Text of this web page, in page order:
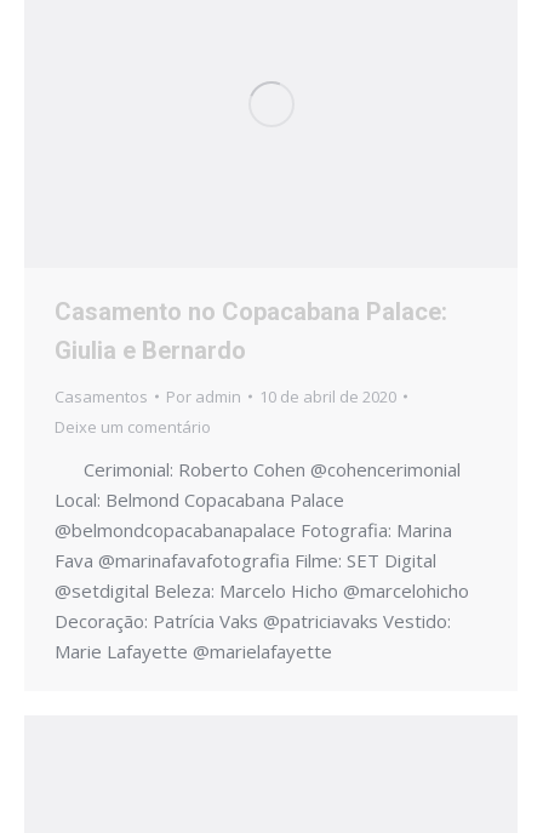
Casamento no Copacabana Palace:
Giulia e Bernardo
Casamentos Por admin
10 de abril de 2020
Deixe um comentário
Cerimonial: Roberto Cohen @cohencerimonial
Local: Belmond Copacabana Palace
@belmondcopacabanapalace Fotografia: Marina
Fava @marinafavafotografia Filme: SET Digital
@setdigital Beleza: Marcelo Hicho @marcelohicho
Decoração: Patrícia Vaks @patriciavaks Vestido:
Marie Lafayette @marielafayette